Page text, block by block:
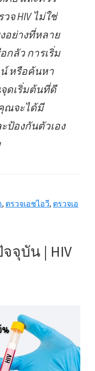
จ HIV ไม่ใช่
อย่างที่หลาย
ลัว การเริ่ม
หรือค้นหา
ดเริ่มต้นที่ดี
ณจะได้มี
ป้องกันตัวเอง
, ตรวจเอชไอวี, ตรวจเอ
จุบัน | HIV